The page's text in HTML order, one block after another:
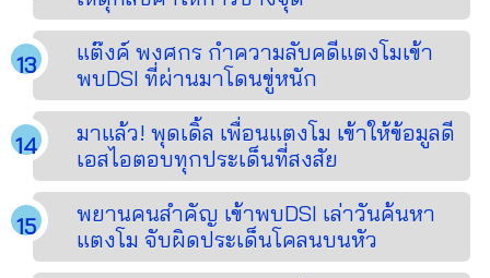
แต๊งค์ พงศกร กำความลับคดีแตงโมเข้า
พบDSI ที่ผ่านมาโดนขู่หนัก
มาแล้ว! พุดเดิ้ล เพื่อนแตงโม เข้าให้ข้อมูลดี
เอสไอตอบทุกประเด็นที่สงสัย
พยานคนสำคัญ เข้าพบDSI เล่าวันค้นหา
แตงโม จับผิดประเด็นโคลนบนหัว